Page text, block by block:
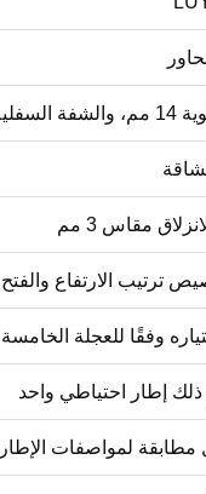
8 مم
مقاس 3 مم
مطابقة لمواصفات